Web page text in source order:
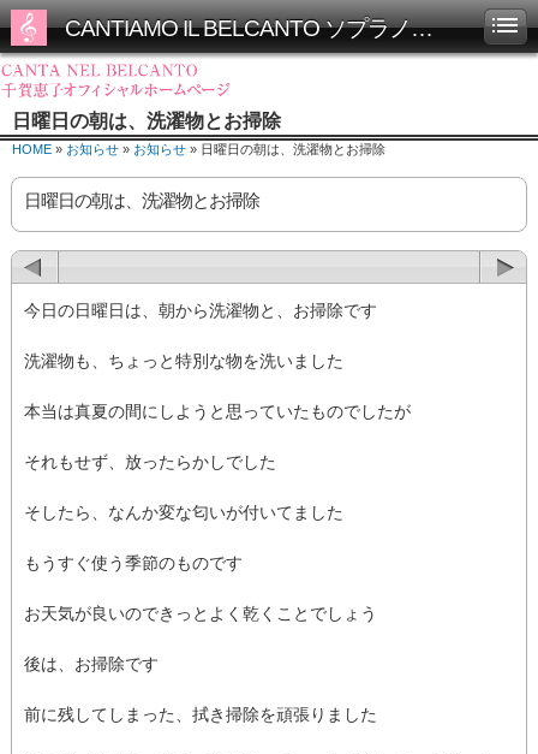
CANTIAMO IL BELCANTO ソプラノ千賀恵子オフィシャルホームページ
日曜日の朝は、洗濯物とお掃除
HOME » お知らせ » お知らせ » 日曜日の朝は、洗濯物とお掃除
日曜日の朝は、洗濯物とお掃除
今日の日曜日は、朝から洗濯物と、お掃除です
洗濯物も、ちょっと特別な物を洗いました
本当は真夏の間にしようと思っていたものでしたが
それもせず、放ったらかしでした
そしたら、なんか変な匂いが付いてました
もうすぐ使う季節のものです
お天気が良いのできっとよく乾くことでしょう
後は、お掃除です
前に残してしまった、拭き掃除を頑張りました